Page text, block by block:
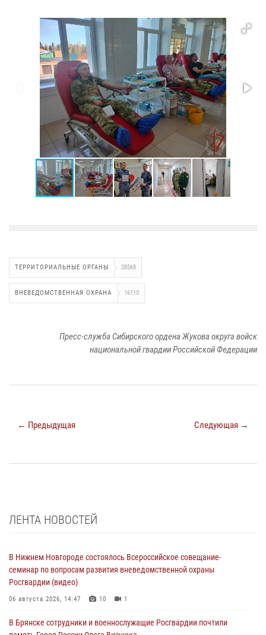
ТЕРРИТОРИАЛЬНЫЕ ОРГАНЫ 28568
ВНЕВЕДОМСТВЕННАЯ ОХРАНА 16110
Пресс-служба Сибирского ордена Жукова округа войск
национальной гвардии Российской Федерации
← Предыдущая Следующая →
ЛЕНТА НОВОСТЕЙ
В Нижнем Новгороде состоялось Всероссийское совещание-
семинар по вопросам развития вневедомственной охраны
Росгвардии (видео)
06 августа 2026, 14:47 10 1
В Брянске сотрудники и военнослужащие Росгвардии почтили